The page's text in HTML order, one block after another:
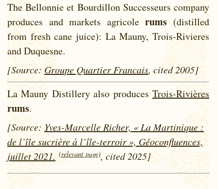
The Bellonnie et Bourdillon Successeurs company
produces and markets agricolerums (distilled
from fresh cane juice): La Mauny, Trois-Rivieres
and Duquesne.
[Source: Groupe Quartier Francais, cited 2005]
La Mauny Distillery also produces Trois-Rivières
rums.
[Source: Yves-Marcelle Richer, « La Martinique :
de l’île sucrière à l’île-terroir », Géoconfluences,
juillet 2021. (relevant page), cited 2025]